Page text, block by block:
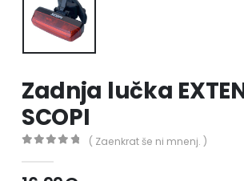
Zadnja lučka
SCOPI
( Zaenkrat še ni mnenj. )